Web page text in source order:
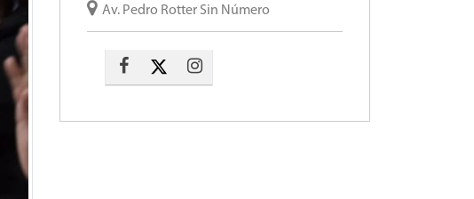
Av. Pedro Rotter Sin Número